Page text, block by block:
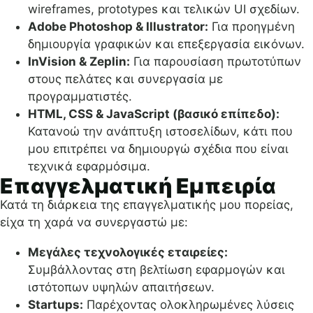
wireframes, prototypes και τελικών UI σχεδίων.
Adobe Photoshop & Illustrator: Για προηγμένη
δημιουργία γραφικών και επεξεργασία εικόνων.
InVision & Zeplin: Για παρουσίαση πρωτοτύπων
στους πελάτες και συνεργασία με
προγραμματιστές.
HTML, CSS & JavaScript (βασικό επίπεδο):
Κατανοώ την ανάπτυξη ιστοσελίδων, κάτι που
μου επιτρέπει να δημιουργώ σχέδια που είναι
τεχνικά εφαρμόσιμα.
Επαγγελματική Εμπειρία
Κατά τη διάρκεια της επαγγελματικής μου πορείας,
είχα τη χαρά να συνεργαστώ με:
Μεγάλες τεχνολογικές εταιρείες:
Συμβάλλοντας στη βελτίωση εφαρμογών και
ιστότοπων υψηλών απαιτήσεων.
Startups: Παρέχοντας ολοκληρωμένες λύσεις